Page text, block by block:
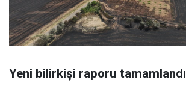
Yeni bilirkişi raporu tamamlandı